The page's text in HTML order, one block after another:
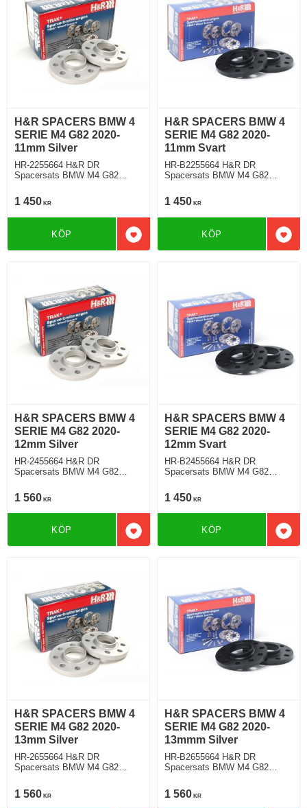
H&R SPACERS BMW 4
SERIE M4 G82 2020-
11mm Silver
HR-2255664 H&R DR
Spacersats BMW M4 G82
1 450 KR
Lägg till i favoriter
KÖP
H&R SPACERS BMW 4
SERIE M4 G82 2020-
11mm Svart
HR-B2255664 H&R DR
Spacersats BMW M4 G82
1 450 KR
KÖP
H&R SPACERS BMW 4
SERIE M4 G82 2020-
12mm Silver
HR-2455664 H&R DR
Spacersats BMW M4 G82
1 560 KR
Lägg till i favoriter
KÖP
H&R SPACERS BMW 4
SERIE M4 G82 2020-
12mm Svart
HR-B2455664 H&R DR
Spacersats BMW M4 G82
1 450 KR
KÖP
H&R SPACERS BMW 4
SERIE M4 G82 2020-
13mm Silver
HR-2655664 H&R DR
Spacersats BMW M4 G82
1 560 KR
H&R SPACERS BMW 4
SERIE M4 G82 2020-
13mmm Silver
HR-B2655664 H&R DR
Spacersats BMW M4 G82
1 560 KR